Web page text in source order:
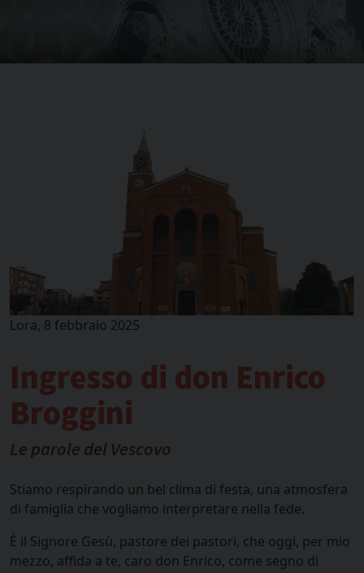
Lora, 8 febbraio 2025
Ingresso di don Enrico
Broggini
Le parole del Vescovo
Stiamo respirando un bel clima di festa, una atmosfera
di famiglia che vogliamo interpretare nella fede.
È il Signore Gesù, pastore dei pastori, che oggi, per mio
mezzo, affida a te, caro don Enrico, come segno di